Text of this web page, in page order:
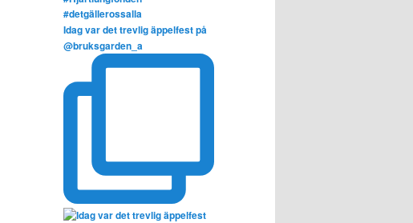
Idag var det trevlig äppelfest på
@bruksgarden_a